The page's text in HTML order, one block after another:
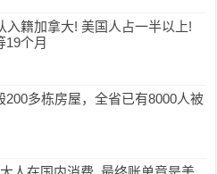
入籍加拿大! 美国人占一半以上!
19个月
200多栋房屋，全省已有8000人被